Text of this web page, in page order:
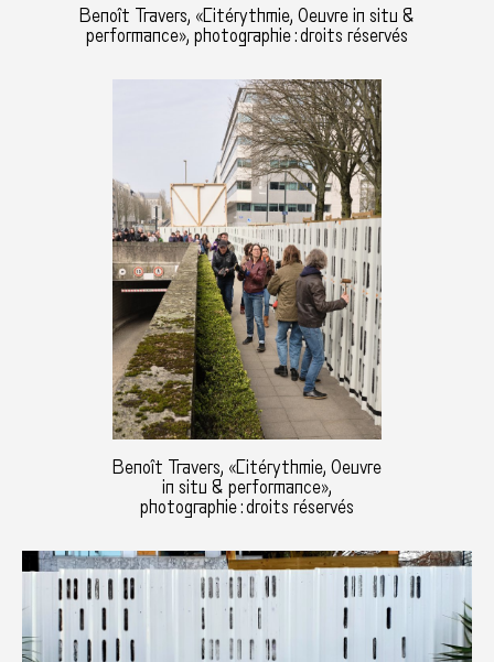
Benoît Travers, «Citérythmie, Oeuvre in situ &
performance», photographie : droits réservés
Benoît Travers, «Citérythmie, Oeuvre
in situ & performance»,
photographie : droits réservés